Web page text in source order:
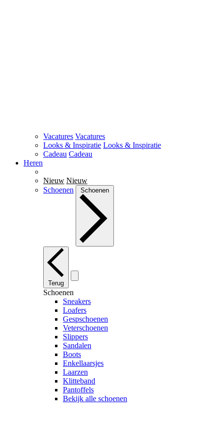
Vacatures Vacatures
Looks & Inspiratie Looks & Inspiratie
Cadeau Cadeau
Heren
Nieuw Nieuw
Schoenen
Schoenen
Terug
Schoenen
Sneakers
Loafers
Gespschoenen
Veterschoenen
Slippers
Sandalen
Boots
Enkellaarsjes
Laarzen
Klitteband
Pantoffels
Bekijk alle schoenen